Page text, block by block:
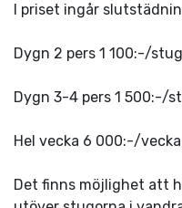
I priset ingår
Dygn 2 pers 1 100:-/
Dygn 3-4 pers 1 500:-/
Hel vecka 6 000:-/vecka
Det finns möjlighet att